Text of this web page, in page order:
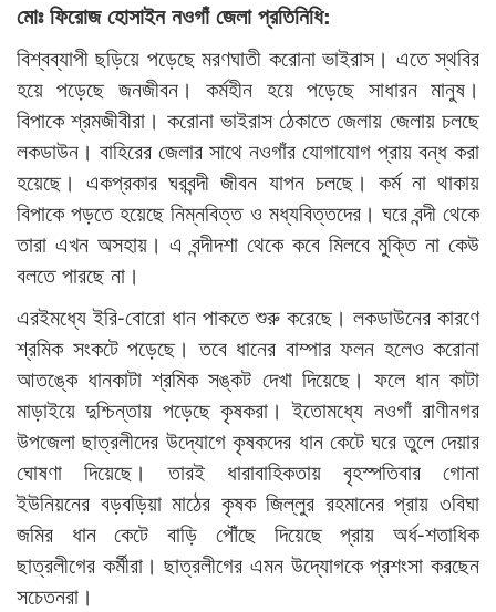
মোঃ ফিরোজ হোসাইন নওগাঁ জেলা প্রতিনিধি:
বিশ্বব্যাপী ছড়িয়ে পড়েছে মরণঘাতী করোনা ভাইরাস। এতে স্থবির
হয়ে পড়েছে জনজীবন। কর্মহীন হয়ে পড়েছে সাধারন মানুষ।
বিপাকে শ্রমজীবীরা। করোনা ভাইরাস ঠেকাতে জেলায় জেলায় চলছে
লকডাউন। বাহিরের জেলার সাথে নওগাঁর যোগাযোগ প্রায় বন্ধ করা
হয়েছে। একপ্রকার ঘরবন্দী জীবন যাপন চলছে। কর্ম না থাকায়
বিপাকে পড়তে হয়েছে নিম্নবিত্ত ও মধ্যবিত্তদের। ঘরে বন্দী থেকে
তারা এখন অসহায়। এ বন্দীদশা থেকে কবে মিলবে মুক্তি না কেউ
বলতে পারছে না।
এরইমধ্যে ইরি-বোরো ধান পাকতে শুরু করেছে। লকডাউনের কারণে
শ্রমিক সংকটে পড়েছে। তবে ধানের বাম্পার ফলন হলেও করোনা
আতঙ্কে ধানকাটা শ্রমিক সঙ্কট দেখা দিয়েছে। ফলে ধান কাটা
মাড়াইয়ে দুশ্চিন্তায় পড়েছে কৃষকরা। ইতোমধ্যে নওগাঁ রাণীনগর
উপজেলা ছাত্রলীদের উদ্যোগে কৃষকদের ধান কেটে ঘরে তুলে দেয়ার
ঘোষণা দিয়েছে। তারই ধারাবাহিকতায় বৃহস্পতিবার গোনা
ইউনিয়নের বড়বড়িয়া মাঠের কৃষক জিল্লুর রহমানের প্রায় ৩বিঘা
জমির ধান কেটে বাড়ি পৌঁছে দিয়েছে প্রায় অর্ধ-শতাধিক
ছাত্রলীগের কর্মীরা। ছাত্রলীগের এমন উদ্যোগকে প্রশংসা করছেন
সচেতনরা।